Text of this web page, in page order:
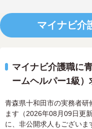
マイナビ介
マイナビ介護職に
ームヘルパー1級）
青森県十和田市の実務者研
ます（2026年08月09日更
に、非公開求人もございま